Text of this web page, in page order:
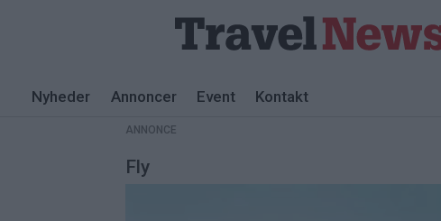
Nyheder Annoncer Event Kontakt
ANNONCE
Fly